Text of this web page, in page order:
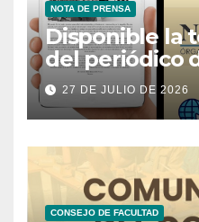
NOTA DE PRENSA
Disponible la
del periódico
Noticiencias
27 DE JULIO DE 2026
CONSEJO DE FACULTAD